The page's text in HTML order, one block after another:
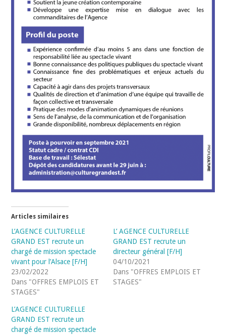
Articles similaires
L’AGENCE CULTURELLE
GRAND EST recrute un
chargé de mission spectacle
vivant pour l’Alsace [F/H]
23/02/2022
Dans "OFFRES EMPLOIS ET
STAGES"
L’ AGENCE CULTURELLE
GRAND EST recrute un
directeur général [F/H]
04/10/2021
Dans "OFFRES EMPLOIS ET
STAGES"
L’AGENCE CULTURELLE
GRAND EST recrute un
chargé de mission spectacle